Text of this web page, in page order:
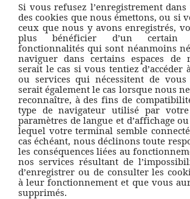
Si vous refusez l’enregistrement
des cookies que nous émettons, ou si
ceux que nous y avons enregistrés,
plus bénéficier d’un certain
fonctionnalités qui sont néanmoins
naviguer dans certains espaces de
serait le cas si vous tentiez d’accéder
ou services qui nécessitent de
serait également le cas lorsque nous
reconnaître, à des fins de
type de navigateur utilisé par
paramètres de langue et d’affichage
lequel votre terminal semble
cas échéant, nous déclinons toute
les conséquences liées au
nos services résultant de
d’enregistrer ou de consulter les
à leur fonctionnement et que vous
supprimés.